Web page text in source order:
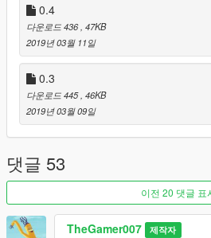
Jitnaught:
https://www.gta5-mods.com/users/
bdking00:
https://www.gta5-mods.com/users/
Thank you for using my mod :)
I apologize for my English, I'm
0.4
다운로드 436 , 47KB
2019년 03월 11일
0.3
다운로드 445 , 46KB
2019년 03월 09일
댓글 53
이전 20 댓글 표
TheGamer007 제작자